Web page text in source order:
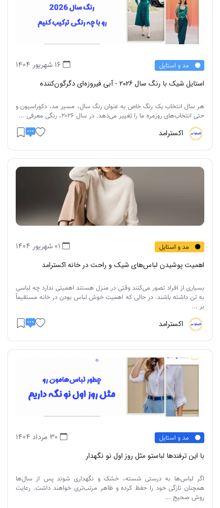
مد و استایل
استایل شیک با رنگ سال ۲۰۲۶ - آبی فیروزه‌ای دگرگون‌کننده
هر سال انتخاب یک رنگ خاص به عنوان رنگ سال، مسیر مد، دکوراسیون و
حتی انتخاب‌های روزمره ما را تغییر می‌دهد. در سال ۲۰۲۶، رنگی معرفی ...
اکسترامد
مد و استایل
اهمیت پوشیدن لباس‌های شیک و راحت در خانه اکسترامد
بسیاری از افراد تصور می‌کنند وقتی در منزل هستند اهمیتی ندارد چه لباسی
به تن داشته باشند. در حالی که اهمیت خوش لباس بودن در خانه مستقیماً
بر ...
اکسترامد
مد و استایل
با این ترفندها لباستو مثل روز اول نو نگهدار
اگر لباس‌ها به درستی شسته، خشک و نگهداری شوند پس از سال‌ها
همچنان تازگی خود را حفظ کرده و ظاهر مرتب‌تری خواهند داشت. رعایت
روش صحیح ...